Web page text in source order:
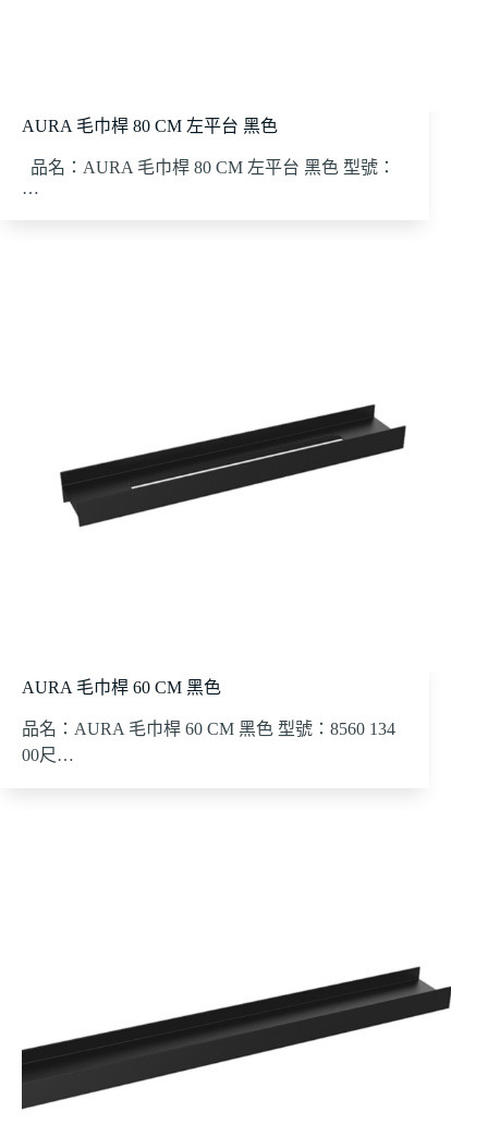
AURA 毛巾桿 80 CM 左平台 黑色
品名：AURA 毛巾桿 80 CM 左平台 黑色 型號：
…
AURA 毛巾桿 60 CM 黑色
品名：AURA 毛巾桿 60 CM 黑色 型號：8560 134
00尺…